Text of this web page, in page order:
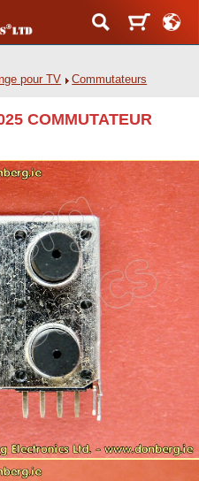
pour TV Commutateurs
COMMUTATEUR